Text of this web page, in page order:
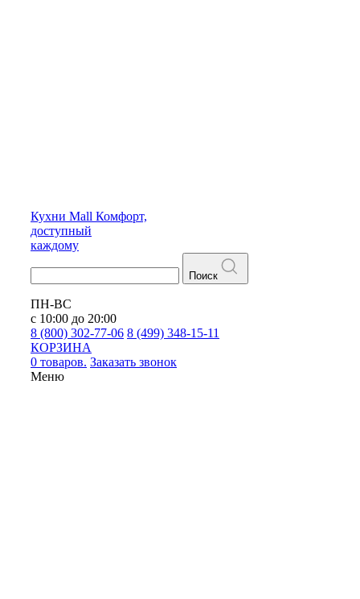
Кухни Mall Комфорт,
доступный
каждому
Поиск
ПН-ВС
с 10:00 до 20:00
8 (800) 302-77-06 8 (499) 348-15-11
КОРЗИНА
0 товаров. Заказать звонок
Меню